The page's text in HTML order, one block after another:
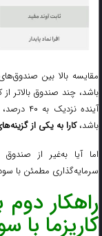
مقایسه بالا بین
باشد، چند صندوق بالاتر
آینده
باشد،کارا به یکی از
اما آیا به‌غیر از
سرمایه‌گذاری مطمئن با سود
راهکار
کاریزما با سود